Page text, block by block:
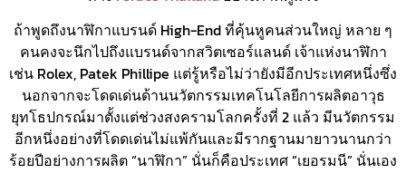
ถ้าพูดถึงนาฬิกาแบรนด์ High-End ที่คุ้นหูคนส่วนใหญ่ หลาย ๆ
คนคงจะนึกไปถึงแบรนด์จากสวิตเซอร์แลนด์ เจ้าแห่งนาฬิกา
เช่น Rolex, Patek Phillipe แต่รู้หรือไม่ว่ายังมีอีกประเทศหนึ่งซึ่ง
นอกจากจะโดดเด่นด้านนวัตกรรมเทคโนโลยีการผลิตอาวุธ
ยุทโธปกรณ์มาตั้งแต่ช่วงสงครามโลกครั้งที่ 2 แล้ว มีนวัตกรรม
อีกหนึ่งอย่างที่โดดเด่นไม่แพ้กันและมีรากฐานมายาวนานกว่า
ร้อยปีอย่างการผลิต “นาฬิกา” นั่นก็คือประเทศ “เยอรมนี” นั่นเอง